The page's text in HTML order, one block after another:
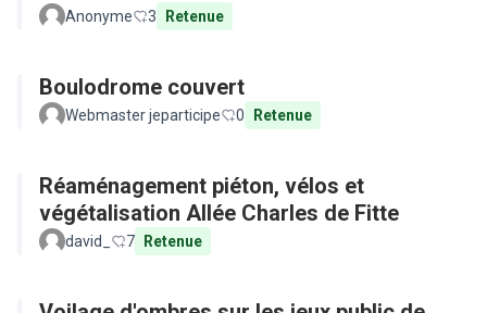
Anonyme 3 Retenue
Boulodrome couvert
Webmaster jeparticipe 0 Retenue
Réaménagement piéton, vélos et
végétalisation Allée Charles de Fitte
david_ 7 Retenue